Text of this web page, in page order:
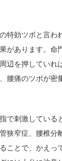
特効ツボと言わ
があります。命
辺を押していれ
腰痛のツボが密
で刺激している
狭窄症、腰椎分
ことで、かえっ